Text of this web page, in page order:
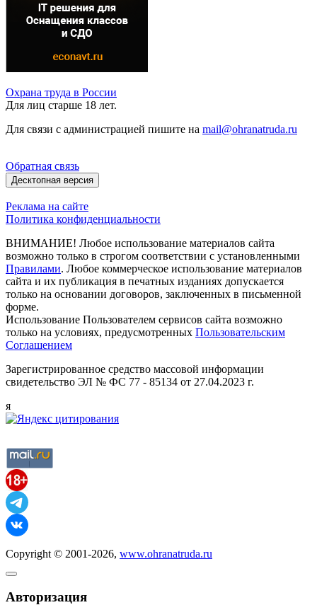
Охрана труда в России
Для лиц старше 18 лет.
Для связи с администрацией пишите на mail@ohranatruda.ru
Обратная связь
Десктопная версия
Реклама на сайте
Политика конфиденциальности
ВНИМАНИЕ! Любое использование материалов сайта
возможно только в строгом соответствии с установленными
Правилами. Любое коммерческое использование материалов
сайта и их публикация в печатных изданиях допускается
только на основании договоров, заключенных в письменной
форме.
Использование Пользователем сервисов сайта возможно
только на условиях, предусмотренных Пользовательским
Соглашением
Зарегистрированное средство массовой информации
свидетельство ЭЛ № ФС 77 - 85134 от 27.04.2023 г.
я
Copyright © 2001-2026, www.ohranatruda.ru
Авторизация